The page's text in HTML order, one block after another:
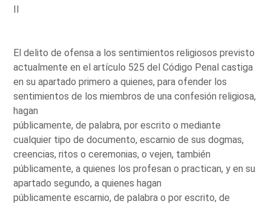
II
El delito de ofensa a los sentimientos religiosos previsto
actualmente en el artículo 525 del Código Penal castiga
en su apartado primero a quienes, para ofender los
sentimientos de los miembros de una confesión religiosa,
hagan
públicamente, de palabra, por escrito o mediante
cualquier tipo de documento, escarnio de sus dogmas,
creencias, ritos o ceremonias, o vejen, también
públicamente, a quienes los profesan o practican, y en su
apartado segundo, a quienes hagan
públicamente escarnio, de palabra o por escrito, de